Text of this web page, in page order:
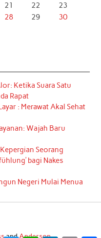
21 22
23
28 29
30
Ketika Suara Satu
Rapat
: Merawat Akal Sehat
Wajah Baru
Seorang
bagi Nakes
Negeri Mulai Menua
andAnderson.